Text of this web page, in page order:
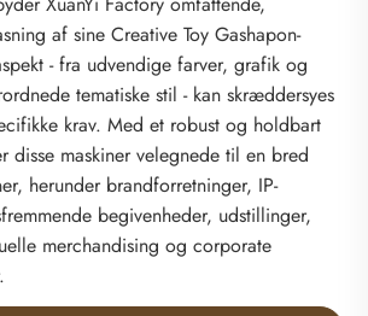
af sine Creative Toy Gashapon-
- fra udvendige farver, grafik og
tematiske stil - kan skræddersyes
krav. Med et robust og holdbart
disse maskiner velegnede til en bred
herunder brandforretninger, IP-
begivenheder, udstillinger,
merchandising og corporate